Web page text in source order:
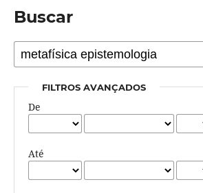
Buscar
FILTROS AVANÇADOS
De
Até